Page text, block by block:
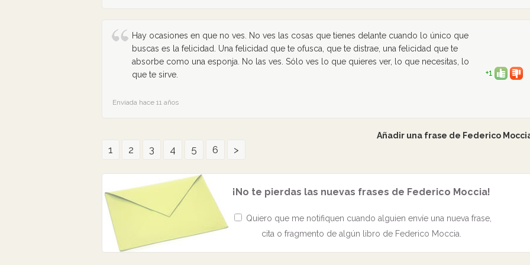
Hay ocasiones en que no ves. No ves las cosas que tienes delante cuando lo único que
buscas es la felicidad. Una felicidad que te ofusca, que te distrae, una felicidad que te
absorbe como una esponja. No las ves. Sólo ves lo que quieres ver, lo que necesitas, lo
que te sirve.
+1
Enviada hace 11 años
Añadir una frase de Federico
1 2 3 4 5 6 >
¡No te pierdas las nuevas frases de Federico Moccia!
Quiero que me notifiquen cuando alguien envíe una nueva frase,
cita o fragmento de algún libro de Federico Moccia.